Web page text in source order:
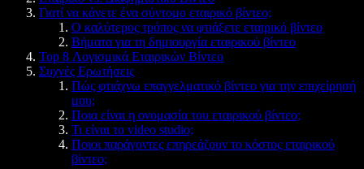
Γιατί να κάνετε ένα σύντομο εταιρικό βίντεο;
Ο καλύτερος τρόπος να φτιάξετε εταιρικό βίντεο
Βήματα για τη δημιουργία εταιρικού βίντεο
Top 8 Λογισμικά Εταιρικών Βίντεο
Συχνές Ερωτήσεις
Πώς φτιάχνω επαγγελματικό βίντεο για την επιχείρησή
μου;
Ποια είναι η ονομασία του εταιρικού βίντεο;
Τι είναι το video studio;
Ποιοι παράγοντες επηρεάζουν το κόστος εταιρικού
βίντεο;